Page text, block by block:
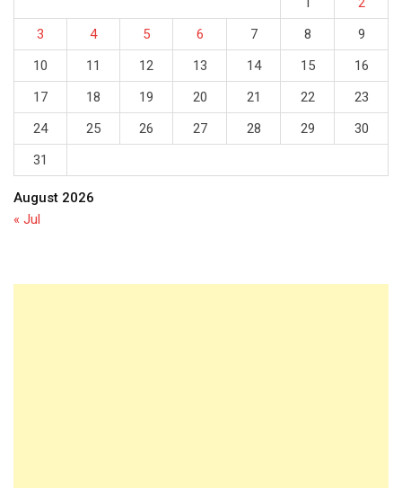
August 2026
3
4 5 6 7 8
9
10
11 12 13 14 15
16
17
18 19 20 21 22
23
24
25 26 27 28 29
30
31
« Jul